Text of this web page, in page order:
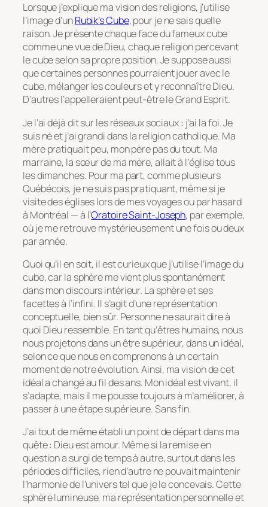
Lorsque j’explique ma vision des religions, j’utilise
l’image d’unRubik’s Cube, pour je ne sais quelle
raison. Je présente chaque face du fameux cube
comme une vue de Dieu, chaque religion percevant
le cube selon sa propre position. Je suppose aussi
que certaines personnes pourraient jouer avec le
cube, mélanger les couleurs et y reconnaître Dieu.
D’autres l’appelleraient peut-être le Grand Esprit.
Je l’ai déjà dit sur les réseaux sociaux : j’ai la foi. Je
suis né et j’ai grandi dans la religion catholique. Ma
mère pratiquait peu, mon père pas du tout. Ma
marraine, la sœur de ma mère, allait à l’église tous
les dimanches. Pour ma part, comme plusieurs
Québécois, je ne suis pas pratiquant, même si je
visite des églises lors de mes voyages ou par hasard
à Montréal — à l’Oratoire Saint-Joseph, par exemple,
où je me retrouve mystérieusement une fois ou deux
par année.
Quoi qu’il en soit, il est curieux que j’utilise l’image du
cube, car la sphère me vient plus spontanément
dans mon discours intérieur. La sphère et ses
facettes à l’infini. Il s’agit d’une représentation
conceptuelle, bien sûr. Personne ne saurait dire à
quoi Dieu ressemble. En tant qu’êtres humains, nous
nous projetons dans un être supérieur, dans un idéal,
selon ce que nous en comprenons à un certain
moment de notre évolution. Ainsi, ma vision de cet
idéal a changé au fil des ans. Mon idéal est vivant, il
s’adapte, mais il me pousse toujours à m’améliorer, à
passer à une étape supérieure. Sans fin.
J’ai tout de même établi un point de départ dans ma
quête : Dieu est amour. Même si la remise en
question a surgi de temps à autre, surtout dans les
périodes difficiles, rien d’autre ne pouvait maintenir
l’harmonie de l’univers tel que je le concevais. Cette
sphère lumineuse, ma représentation personnelle et